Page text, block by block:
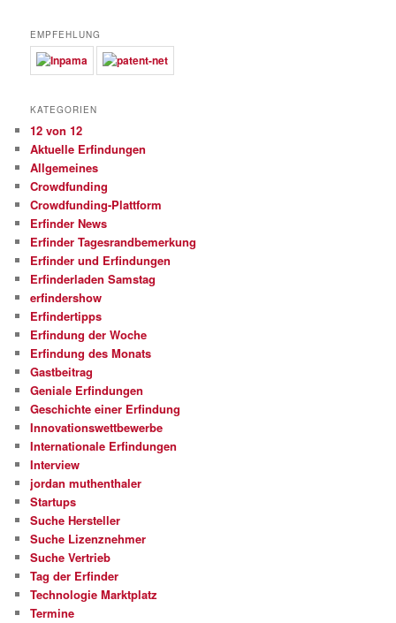
EMPFEHLUNG
KATEGORIEN
12 von 12
Aktuelle Erfindungen
Allgemeines
Crowdfunding
Crowdfunding-Plattform
Erfinder News
Erfinder Tagesrandbemerkung
Erfinder und Erfindungen
Erfinderladen Samstag
erfindershow
Erfindertipps
Erfindung der Woche
Erfindung des Monats
Gastbeitrag
Geniale Erfindungen
Geschichte einer Erfindung
Innovationswettbewerbe
Internationale Erfindungen
Interview
jordan muthenthaler
Startups
Suche Hersteller
Suche Lizenznehmer
Suche Vertrieb
Tag der Erfinder
Technologie Marktplatz
Termine